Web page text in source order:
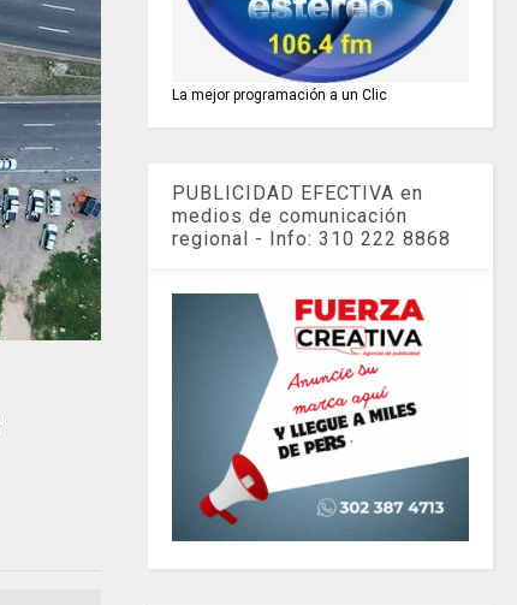
La mejor programación a un Clic
PUBLICIDAD EFECTIVA en
medios de comunicación
regional - Info: 310 222 8868